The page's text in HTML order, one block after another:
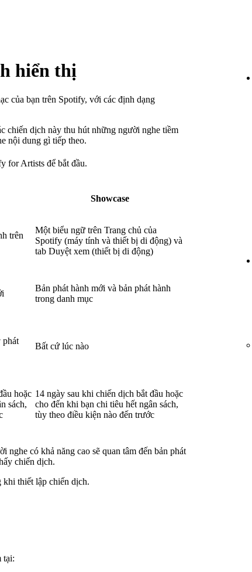
hiển thị
của bạn trên Spotify, với các định dạng
chiến dịch này thu hút những người nghe tiềm
nội dung gì tiếp theo.
for Artists để bắt đầu.
Showcase
trên
Một biểu ngữ trên Trang chủ của
Spotify (máy tính và thiết bị di động) và
tab Duyệt xem (thiết bị di động)
Bản phát hành mới và bản phát hành
trong danh mục
phát
Bất cứ lúc nào
hoặc
sách,
14 ngày sau khi chiến dịch bắt đầu hoặc
cho đến khi bạn chi tiêu hết ngân sách,
tùy theo điều kiện nào đến trước
nghe có khả năng cao sẽ quan tâm đến bản phát
chiến dịch.
thiết lập chiến dịch.
tại: